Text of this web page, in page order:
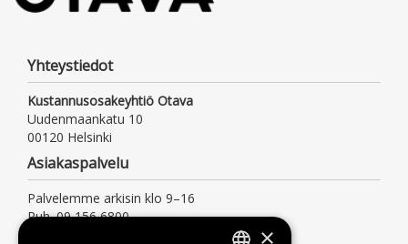
Yhteystiedot
Kustannusosakeyhtiö Otava
Uudenmaankatu 10
00120 Helsinki
Asiakaspalvelu
Palvelemme arkisin klo 9–16
Puh. 09 156 6800
×